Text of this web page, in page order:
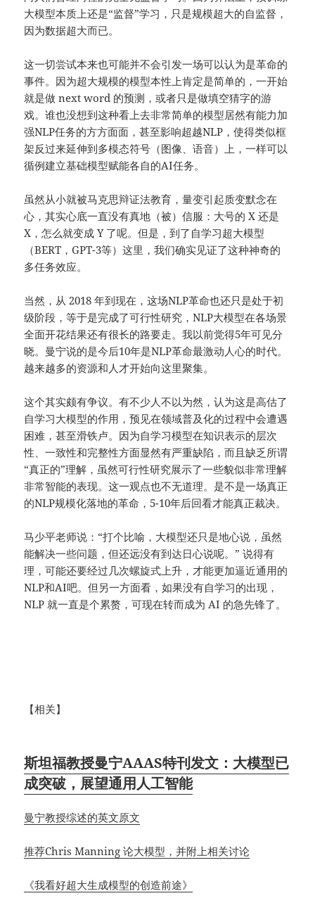
大模型本质上还是“监督”学习，只是规模超大的自监督，
因为数据超大而已。
这一切尝试本来也可能并不会引发一场可以认为是革命的
事件。因为超大规模的模型本性上肯定是简单的，一开始
就是做 next word 的预测，或者只是做填空猜字的游
戏。谁也没想到这种看上去非常简单的模型居然有能力加
强NLP任务的方方面面，甚至影响超越NLP，使得类似框
架反过来延伸到多模态符号（图像、语音）上，一样可以
循例建立基础模型赋能各自的AI任务。
虽然从小就被马克思辩证法教育，量变引起质变默念在
心，其实心底一直没有真地（被）信服：大号的 X 还是
X，怎么就变成 Y 了呢。但是，到了自学习超大模型
（BERT，GPT-3等）这里，我们确实见证了这种神奇的
多任务效应。
当然，从 2018 年到现在，这场NLP革命也还只是处于初
级阶段，等于是完成了可行性研究，NLP大模型在各场景
全面开花结果还有很长的路要走。我以前觉得5年可见分
晓。曼宁说的是今后10年是NLP革命最激动人心的时代。
越来越多的资源和人才开始向这里聚集。
这个其实颇有争议。有不少人不以为然，认为这是高估了
自学习大模型的作用，预见在领域普及化的过程中会遭遇
困难，甚至滑铁卢。因为自学习模型在知识表示的层次
性、一致性和完整性方面显然有严重缺陷，而且缺乏所谓
“真正的”理解，虽然可行性研究展示了一些貌似非常理解
非常智能的表现。这一观点也不无道理。是不是一场真正
的NLP规模化落地的革命，5-10年后回看才能真正裁决。
马少平老师说：“打个比喻，大模型还只是地心说，虽然
能解决一些问题，但还远没有到达日心说呢。” 说得有
理，可能还要经过几次螺旋式上升，才能更加逼近通用的
NLP和AI吧。但另一方面看，如果没有自学习的出现，
NLP 就一直是个累赘，可现在转而成为 AI 的急先锋了。
【相关】
斯坦福教授曼宁AAAS特刊发文：大模型已
成突破，展望通用人工智能
曼宁教授综述的英文原文
推荐Chris Manning 论大模型，并附上相关讨论
《我看好超大生成模型的创造前途》